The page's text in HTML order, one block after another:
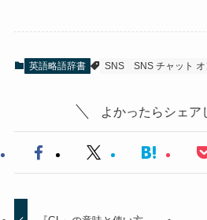
英語略語辞書 SNS SNS チャット
よかったらシェア